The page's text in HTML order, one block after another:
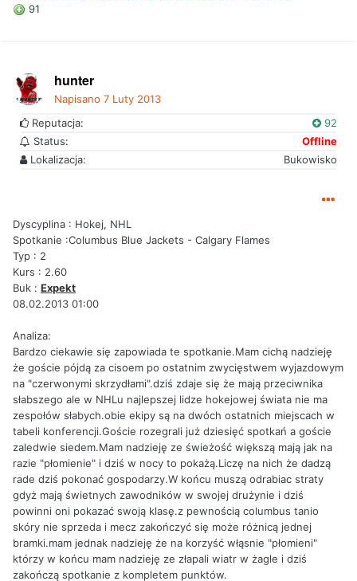
91
hunter
Napisano 7 Luty 2013
Reputacja:
92
Status:
Offline
Lokalizacja:
Bukowisko
Dyscyplina : Hokej, NHL
Spotkanie :Columbus Blue Jackets - Calgary Flames
Typ : 2
Kurs : 2.60
Buk : Expekt
08.02.2013 01:00
Analiza:
Bardzo ciekawie się zapowiada te spotkanie.Mam cichą nadzieję
że goście pójdą za cisoem po ostatnim zwycięstwem wyjazdowym
na "czerwonymi skrzydłami".dziś zdaje się że mają przeciwnika
słabszego ale w NHLu najlepszej lidze hokejowej świata nie ma
zespołów słabych.obie ekipy są na dwóch ostatnich miejscach w
tabeli konferencji.Goście rozegrali już dziesięć spotkań a goście
zaledwie siedem.Mam nadzieję ze świeżość większą mają jak na
razie "płomienie" i dziś w nocy to pokażą.Liczę na nich że dadzą
rade dziś pokonać gospodarzy.W końcu muszą odrabiac straty
gdyż mają świetnych zawodników w swojej drużynie i dziś
powinni oni pokazać swoją klasę.z pewnością columbus tanio
skóry nie sprzeda i mecz zakończyć się może różnicą jednej
bramki.mam jednak nadzieję że na korzyść włąsnie "płomieni"
którzy w końcu mam nadzieję ze złapali wiatr w żagle i dziś
zakończą spotkanie z kompletem punktów.